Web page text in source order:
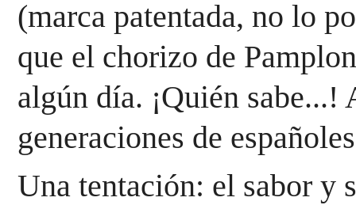
(marca patentada, no lo
que el chorizo de
algún día. ¡Quién sabe...!
generaciones de
Una tentación: el sabor y